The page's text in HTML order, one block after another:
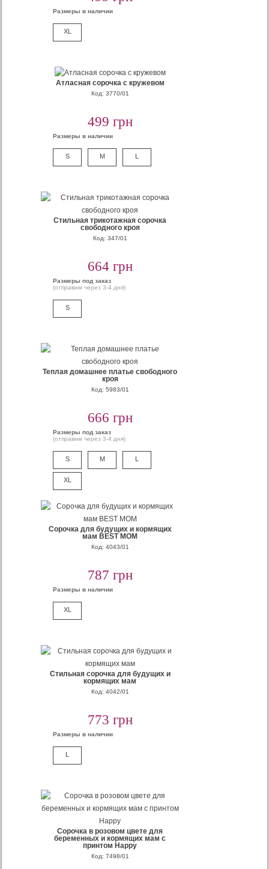
Размеры в наличии
XL
Атласная сорочка с кружевом
Код: 3770/01
499 грн
Размеры в наличии
S M L
Стильная трикотажная сорочка
свободного кроя
Код: 347/01
664 грн
Размеры под заказ
(отправим через 3-4 дня)
S
Теплая домашнее платье свободного
кроя
Код: 5983/01
666 грн
Размеры под заказ
(отправим через 3-4 дня)
S M L
XL
Сорочка для будущих и кормящих
мам BEST MOM
Код: 4043/01
787 грн
Размеры в наличии
XL
Стильная сорочка для будущих и
кормящих мам
Код: 4042/01
773 грн
Размеры в наличии
L
Сорочка в розовом цвете для
беременных и кормящих мам с
принтом Happy
Код: 7498/01